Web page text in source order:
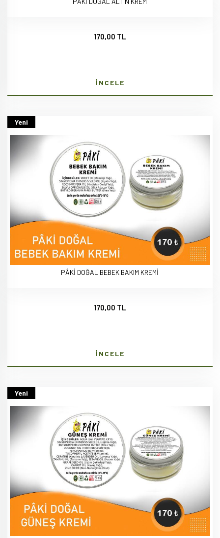
170,00 TL
İNCELE
Yeni
PÂKİ DOĞAL BEBEK BAKIM KREMİ
170,00 TL
İNCELE
Yeni